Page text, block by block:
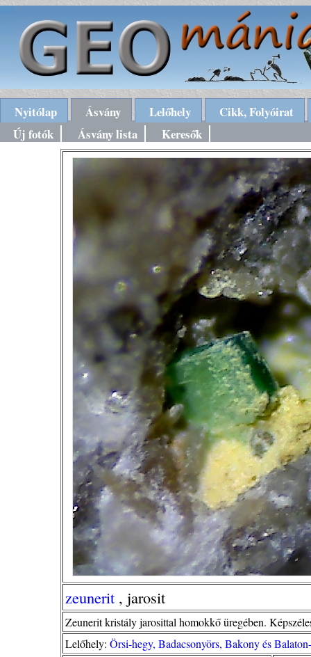
Nyitólap Ásvány Lelőhely
Cikk, Folyóirat
Új fotók
Ásvány lista Keresők
zeunerit , jarosit
Zeunerit kristály jarosittal homokkő üregében.
Lelőhely: Örsi-hegy, Badacsonyörs, Bakony és